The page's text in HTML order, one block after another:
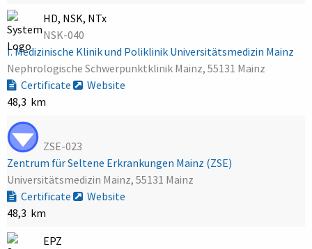
HD, NSK, NTx
NSK-040
I. Medizinische Klinik und Poliklinik Universitätsmedizin Mainz
Nephrologische Schwerpunktklinik Mainz, 55131 Mainz
Certificate
Website
48,3 km
ZSE-023
Zentrum für Seltene Erkrankungen Mainz (ZSE)
Universitätsmedizin Mainz, 55131 Mainz
Certificate
Website
48,3 km
EPZ